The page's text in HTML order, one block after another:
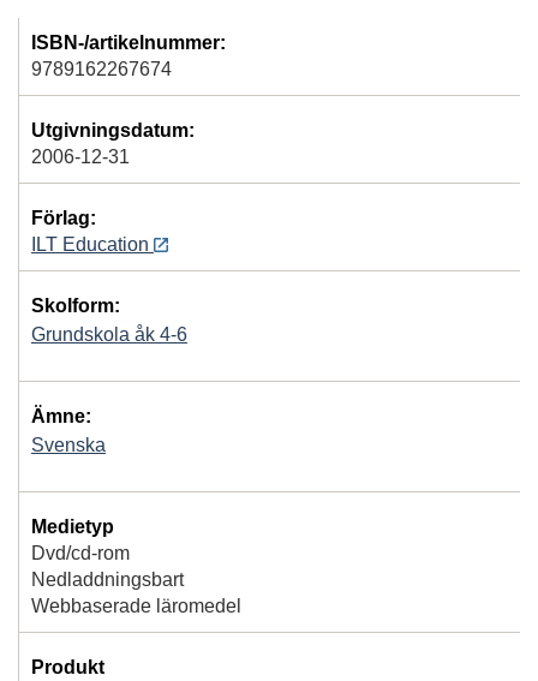
ISBN-/artikelnummer:
9789162267674
Utgivningsdatum:
2006-12-31
Förlag:
ILT Education
Skolform:
Grundskola åk 4-6
Ämne:
Svenska
Medietyp
Dvd/cd-rom
Nedladdningsbart
Webbaserade läromedel
Produkt